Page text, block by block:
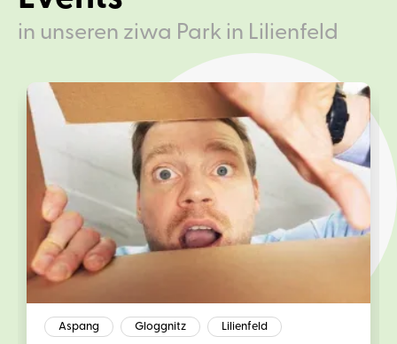
in unseren ziwa Park in Lilienfeld
Aspang Gloggnitz Lilienfeld